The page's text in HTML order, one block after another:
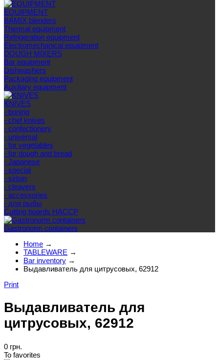
EQUIPMENT
BAMIX blenders
Thermal equipment
Refrigeration equipment
Electromechanical equipment
DOUGH MIXERS
Bar equipment
Dishwashers
Packaging equipment
Auxiliary equipment
KNIVES
- boning
- chef knives
- confectionery
- universal
- for vegetables
- for dough and bread
- Japanese
- special
- sirloin
- cleavers
- accessories
- для рыбы
Cutting boards HACCP
Gastronorm containers
Home →
TABLEWARE →
Bar inventory →
Выдавливатель для цитрусовых, 62912
Print
Выдавливатель для
цитрусовых, 62912
0 грн.
To favorites